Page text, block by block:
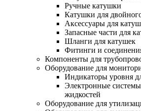
Ручные катушки
Катушки для
Аксессуары для
Запасные части для
Шланги для катушек
Фитинги и
Компоненты для
Оборудование для
Индикаторы уровня
Электронные
жидкостей
Оборудование для